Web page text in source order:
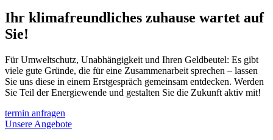
Ihr klimafreundliches zuhause wartet auf
Sie!
Für Umweltschutz, Unabhängigkeit und Ihren Geldbeutel: Es gibt
viele gute Gründe, die für eine Zusammenarbeit sprechen – lassen
Sie uns diese in einem Erstgespräch gemeinsam entdecken. Werden
Sie Teil der Energiewende und gestalten Sie die Zukunft aktiv mit!
termin anfragen
Unsere Angebote